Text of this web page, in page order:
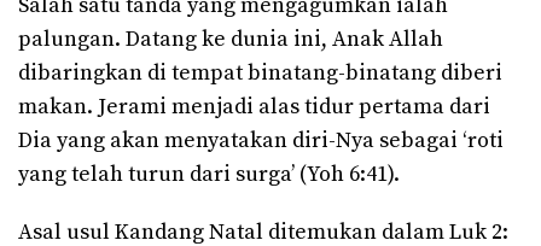
palungan. Datang ke dunia ini, Anak Allah
dibaringkan di tempat binatang-binatang diberi
makan. Jerami menjadi alas tidur pertama dari
Dia yang akan menyatakan diri-Nya sebagai ‘roti
yang telah turun dari surga’ (Yoh 6:41).
Asal usul Kandang Natal ditemukan dalam Luk 2: